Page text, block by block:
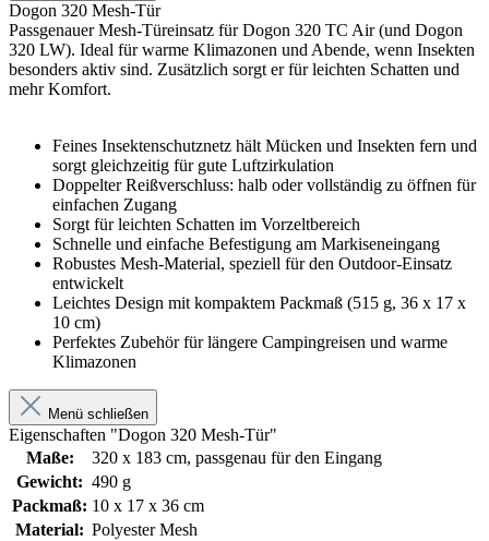
Dogon 320 Mesh-Tür
Passgenauer Mesh-Türeinsatz für Dogon 320 TC Air (und Dogon
320 LW). Ideal für warme Klimazonen und Abende, wenn Insekten
besonders aktiv sind. Zusätzlich sorgt er für leichten Schatten und
mehr Komfort.
Feines Insektenschutznetz hält Mücken und Insekten fern und
sorgt gleichzeitig für gute Luftzirkulation
Doppelter Reißverschluss: halb oder vollständig zu öffnen für
einfachen Zugang
Sorgt für leichten Schatten im Vorzeltbereich
Schnelle und einfache Befestigung am Markiseneingang
Robustes Mesh-Material, speziell für den Outdoor-Einsatz
entwickelt
Leichtes Design mit kompaktem Packmaß (515 g, 36 x 17 x
10 cm)
Perfektes Zubehör für längere Campingreisen und warme
Klimazonen
Menü schließen
Eigenschaften "Dogon 320 Mesh-Tür"
Maße:
320 x 183 cm, passgenau für den Eingang
Gewicht: 490 g
Packmaß: 10 x 17 x 36 cm
Material: Polyester Mesh